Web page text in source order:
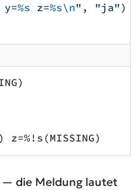
y=%s z=%s\n" , "ja")
z=%!s(MISSING)
die Meldung lautet